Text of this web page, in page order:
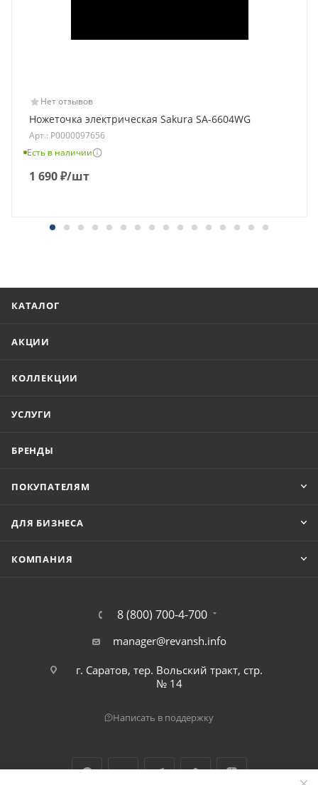
Нет отзывов
Ножеточка электрическая Sakura SA-6604WG
Арт.: Р0000097656
Есть в наличии
1 690₽/шт
КАТАЛОГ
АКЦИИ
КОЛЛЕКЦИИ
УСЛУГИ
БРЕНДЫ
ПОКУПАТЕЛЯМ
ДЛЯ БИЗНЕСА
КОМПАНИЯ
8 (800) 700-4-700
manager@revansh.info
г. Саратов, тер. Вольский тракт, стр.
№ 14
Написать в поддержку